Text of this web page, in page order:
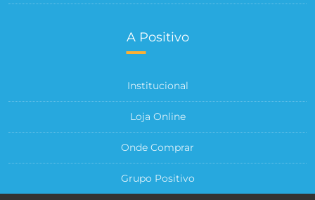
A Positivo
Institucional
Loja Online
Onde Comprar
Grupo Positivo